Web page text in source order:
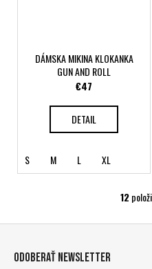
DÁMSKA MIKINA KLOKANKA
GUN AND ROLL
€47
DETAIL
S M L XL
12
Odoberať newsletter